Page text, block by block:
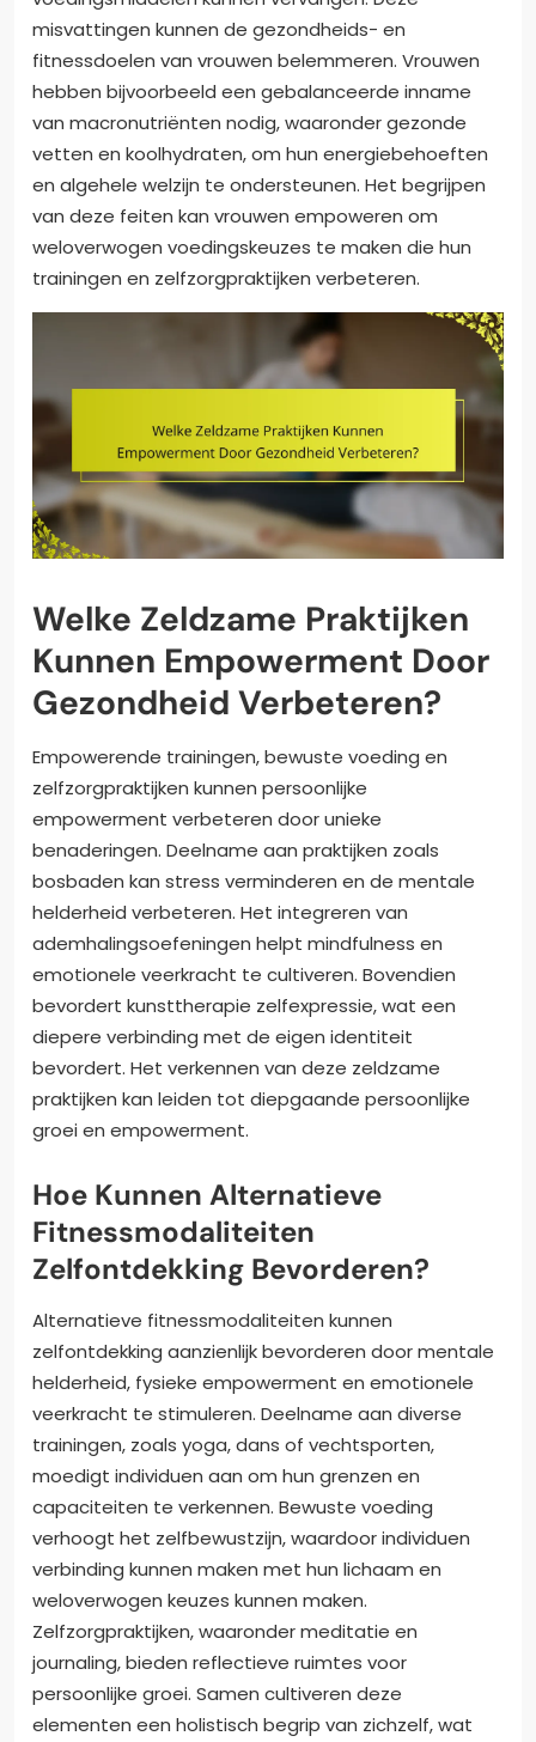
misvattingen kunnen de gezondheids- en
fitnessdoelen van vrouwen belemmeren. Vrouwen
hebben bijvoorbeeld een gebalanceerde inname
van macronutriënten nodig, waaronder gezonde
vetten en koolhydraten, om hun energiebehoeften
en algehele welzijn te ondersteunen. Het begrijpen
van deze feiten kan vrouwen empoweren om
weloverwogen voedingskeuzes te maken die hun
trainingen en zelfzorgpraktijken verbeteren.
Welke Zeldzame Praktijken
Kunnen Empowerment Door
Gezondheid Verbeteren?
Empowerende trainingen, bewuste voeding en
zelfzorgpraktijken kunnen persoonlijke
empowerment verbeteren door unieke
benaderingen. Deelname aan praktijken zoals
bosbaden kan stress verminderen en de mentale
helderheid verbeteren. Het integreren van
ademhalingsoefeningen helpt mindfulness en
emotionele veerkracht te cultiveren. Bovendien
bevordert kunsttherapie zelfexpressie, wat een
diepere verbinding met de eigen identiteit
bevordert. Het verkennen van deze zeldzame
praktijken kan leiden tot diepgaande persoonlijke
groei en empowerment.
Hoe Kunnen Alternatieve
Fitnessmodaliteiten
Zelfontdekking Bevorderen?
Alternatieve fitnessmodaliteiten kunnen
zelfontdekking aanzienlijk bevorderen door mentale
helderheid, fysieke empowerment en emotionele
veerkracht te stimuleren. Deelname aan diverse
trainingen, zoals yoga, dans of vechtsporten,
moedigt individuen aan om hun grenzen en
capaciteiten te verkennen. Bewuste voeding
verhoogt het zelfbewustzijn, waardoor individuen
verbinding kunnen maken met hun lichaam en
weloverwogen keuzes kunnen maken.
Zelfzorgpraktijken, waaronder meditatie en
journaling, bieden reflectieve ruimtes voor
persoonlijke groei. Samen cultiveren deze
elementen een holistisch begrip van zichzelf, wat